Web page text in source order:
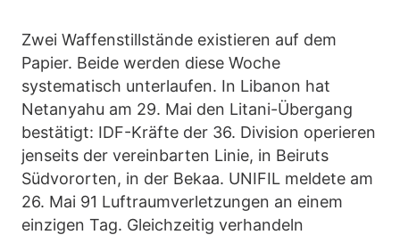
Zwei Waffenstillstände existieren auf dem
Papier. Beide werden diese Woche
systematisch unterlaufen. In Libanon hat
Netanyahu am 29. Mai den Litani-Übergang
bestätigt: IDF-Kräfte der 36. Division operieren
jenseits der vereinbarten Linie, in Beiruts
Südvororten, in der Bekaa. UNIFIL meldete am
26. Mai 91 Luftraumverletzungen an einem
einzigen Tag. Gleichzeitig verhandeln